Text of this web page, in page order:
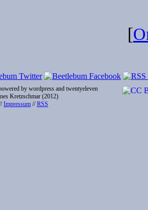
[
by wordpress and twentyeleven
Kretzschmar (2012)
Impressum //RSS